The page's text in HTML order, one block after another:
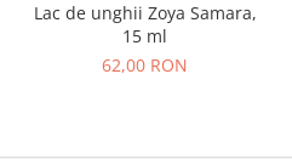
Lac de unghii Zoya Samara,
15 ml
62,00 RON